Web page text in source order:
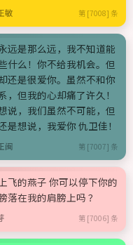
敏 第 [7008] 条
远是那么远，我不知道能
什么！你不给我机会。但
还是很爱你。虽然不和你
，但我的心却痛了许久！
说，我们虽然不可能，但
是想说，我爱你 仇卫佳！
闽 第 [7007] 条
燕子 你可以停下你的
落在我的肩膀上吗 ？
第 [7006] 条